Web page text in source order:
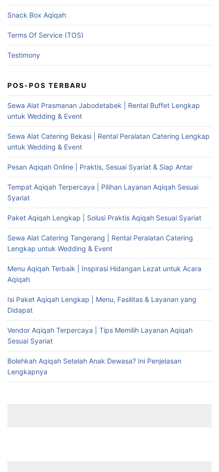
Snack Box Aqiqah
Terms Of Service (TOS)
Testimony
POS-POS TERBARU
Sewa Alat Prasmanan Jabodetabek | Rental Buffet Lengkap
untuk Wedding & Event
Sewa Alat Catering Bekasi | Rental Peralatan Catering Lengkap
untuk Wedding & Event
Pesan Aqiqah Online | Praktis, Sesuai Syariat & Siap Antar
Tempat Aqiqah Terpercaya | Pilihan Layanan Aqiqah Sesuai
Syariat
Paket Aqiqah Lengkap | Solusi Praktis Aqiqah Sesuai Syariat
Sewa Alat Catering Tangerang | Rental Peralatan Catering
Lengkap untuk Wedding & Event
Menu Aqiqah Terbaik | Inspirasi Hidangan Lezat untuk Acara
Aqiqah
Isi Paket Aqiqah Lengkap | Menu, Fasilitas & Layanan yang
Didapat
Vendor Aqiqah Terpercaya | Tips Memilih Layanan Aqiqah
Sesuai Syariat
Bolehkah Aqiqah Setelah Anak Dewasa? Ini Penjelasan
Lengkapnya